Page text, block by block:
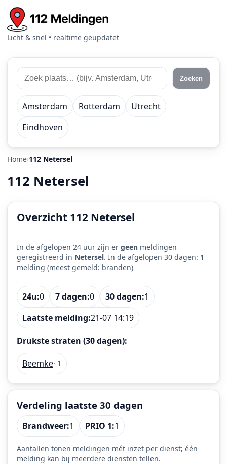
Licht & snel • realtime geüpdatet
Zoek
112
meldingen
Zoek
plaats
of
regio
Zoeken
Amsterdam Rotterdam
Utrecht
Eindhoven
Home 112 Netersel
112 Netersel
Overzicht 112 Netersel
In de afgelopen 24 uur zijn er geen meldingen
geregistreerd in Netersel. In de afgelopen 30 dagen: 1
melding (meest gemeld: branden)
24u:0 7 dagen:0 30 dagen:1
Laatste melding:21-07 14:19
Drukste straten (30 dagen):
Beemke· 1
Verdeling laatste 30 dagen
Brandweer:1 PRIO 1:1
Aantallen tonen meldingen mét inzet per dienst; één
melding kan bij meerdere diensten tellen.